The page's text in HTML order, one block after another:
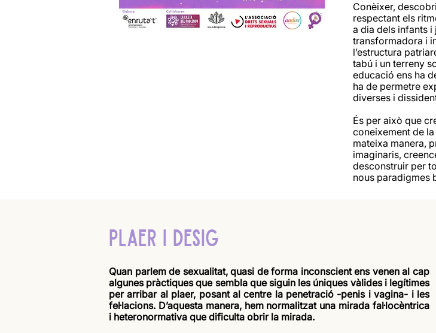
Conèixer,
respectant els
a dia dels infants i
transformadora i
l’estructura
tabú i un terreny
educació ens ha
ha de permetre
diverses i
És per això que
coneixement de
mateixa manera,
imaginaris,
desconstruir per
nous paradigmes
PLAER I DESIG
Quan parlem de sexualitat, quasi de forma inconscient ens venen al cap
algunes pràctiques que sembla que siguin les úniques vàlides i legítimes
per arribar al plaer, posant al centre la penetració -penis i vagina- i les
fel·lacions. D’aquesta manera, hem normalitzat una mirada fal·locèntrica
i heteronormativa que dificulta obrir la mirada.